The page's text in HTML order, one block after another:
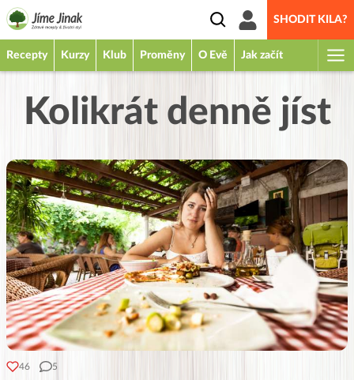
SHODIT KILA?
Recepty Kurzy Klub Proměny O Evě Jak začít
Kolikrát denně jíst
46 5